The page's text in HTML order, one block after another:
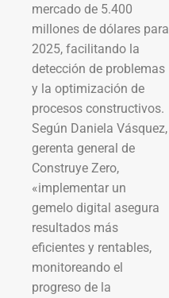
mercado de 5.400
millones de dólares para
2025, facilitando la
detección de problemas
y la optimización de
procesos constructivos.
Según Daniela Vásquez,
gerenta general de
Construye Zero,
«implementar un
gemelo digital asegura
resultados más
eficientes y rentables,
monitoreando el
progreso de la